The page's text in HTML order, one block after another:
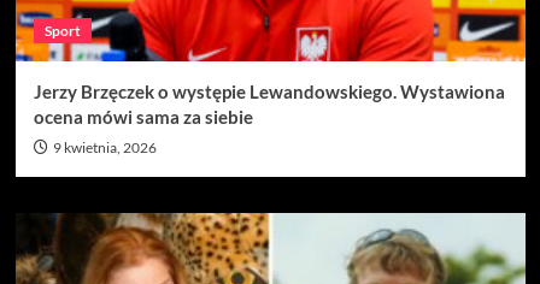
Sport
Jerzy Brzęczek o występie Lewandowskiego. Wystawiona
ocena mówi sama za siebie
9 kwietnia, 2026